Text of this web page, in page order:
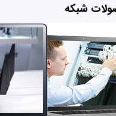
شبکه